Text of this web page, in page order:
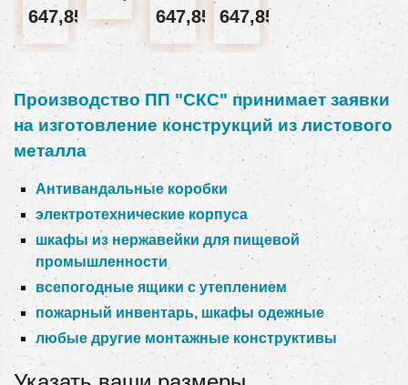
647,85 грн 647,85 грн647,85 грн
Производство ПП "СКС" принимает заявки
на изготовление конструкций из листового
металла
Антивандальные коробки
электротехнические корпуса
шкафы из нержавейки для пищевой
промышленности
всепогодные ящики с утеплением
пожарный инвентарь, шкафы одежные
любые другие монтажные конструктивы